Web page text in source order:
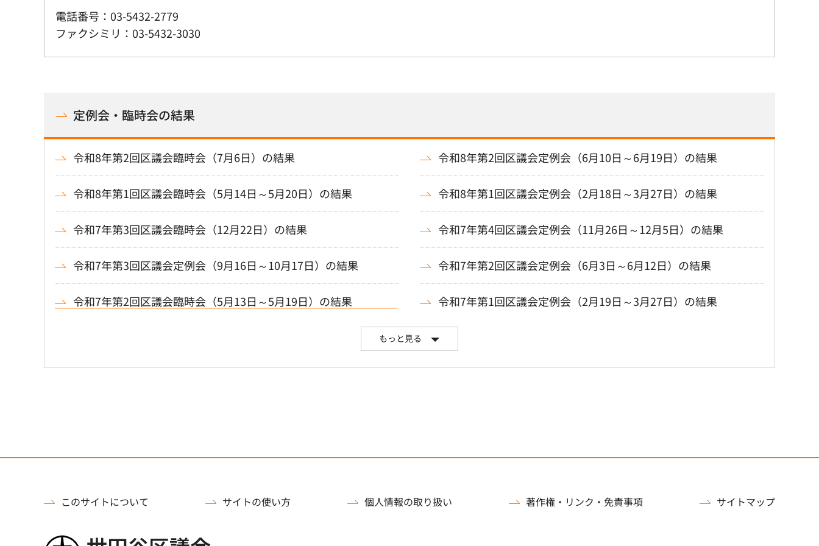
電話番号：03-5432-2779
ファクシミリ：03-5432-3030
定例会・臨時会の結果
令和8年第2回区議会臨時会（7月6日）の結果 令和8年第2回区議会定例会（6月10日～6月19日）の結果
令和8年第1回区議会臨時会（5月14日～5月20日）の結果 令和8年第1回区議会定例会（2月18日～3月27日）の結果
令和7年第3回区議会臨時会（12月22日）の結果 令和7年第4回区議会定例会（11月26日～12月5日）の結果
令和7年第3回区議会定例会（9月16日～10月17日）の結果 令和7年第2回区議会定例会（6月3日～6月12日）の結果
令和7年第2回区議会臨時会（5月13日～5月19日）の結果 令和7年第1回区議会定例会（2月19日～3月27日）の結果
もっと見る
このサイトについて サイトの使い方 個人情報の取り扱い 著作権・リンク・免責事項 サイトマップ
世田谷区議会